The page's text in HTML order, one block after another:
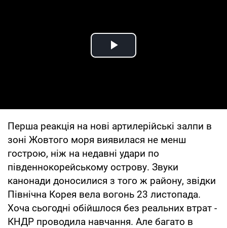
Play Video
Перша реакція на нові артилерійські залпи в
зоні Жовтого моря виявилася не менш
гострою, ніж на недавні удари по
південнокорейському острову. Звуки
канонади доносилися з того ж району, звідки
Північна Корея вела вогонь 23 листопада.
Хоча сьогодні обійшлося без реальних втрат -
КНДР проводила навчання. Але багато в